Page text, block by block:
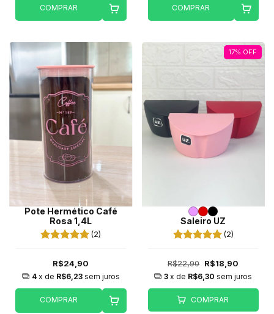
COMPRAR COMPRAR
Pote Hermético Café
Rosa 1,4L
(2)
R$24,90
4 x de R$6,23 sem juros
COMPRAR
17% OFF
Saleiro UZ
(2)
R$22,90 R$18,90
3 x de R$6,30 sem juros
COMPRAR